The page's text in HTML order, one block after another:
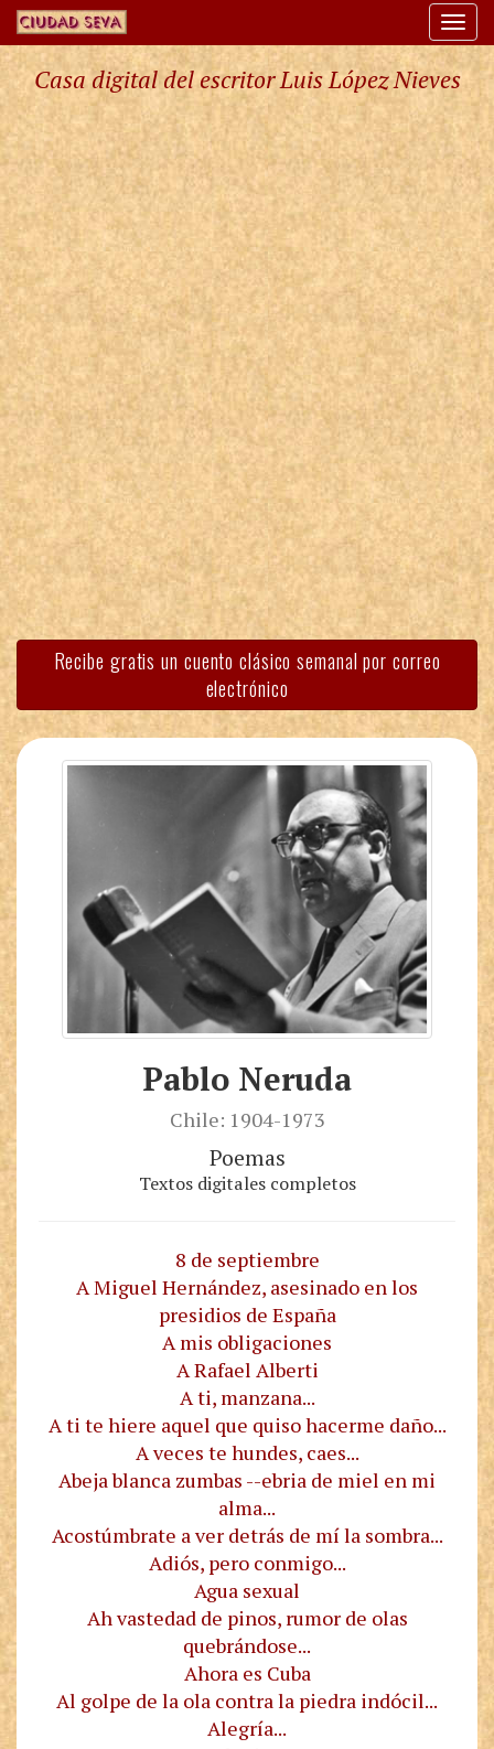
Casa digital del escritor Luis López Nieves
Recibe gratis un cuento clásico semanal por correo
electrónico
Pablo Neruda
Chile: 1904-1973
Poemas
Textos digitales completos
8 de septiembre
A Miguel Hernández, asesinado en los
presidios de España
A mis obligaciones
A Rafael Alberti
A ti, manzana...
A ti te hiere aquel que quiso hacerme daño...
A veces te hundes, caes...
Abeja blanca zumbas --ebria de miel en mi
alma...
Acostúmbrate a ver detrás de mí la sombra...
Adiós, pero conmigo...
Agua sexual
Ah vastedad de pinos, rumor de olas
quebrándose...
Ahora es Cuba
Al golpe de la ola contra la piedra indócil...
Alegría...